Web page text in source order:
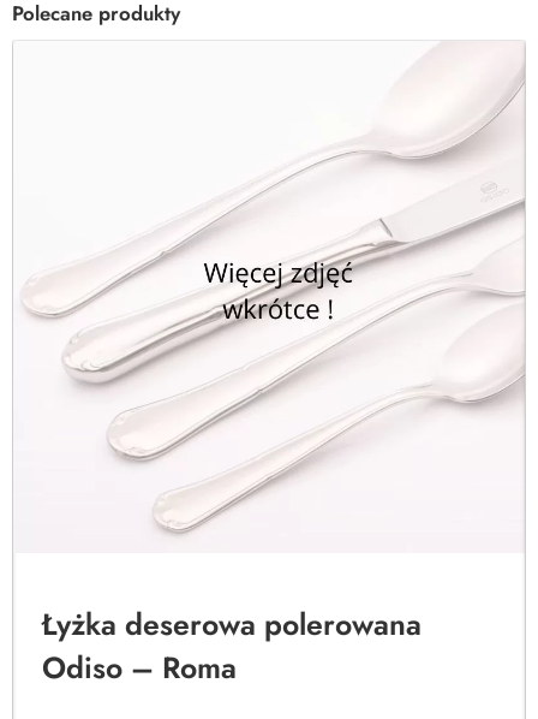
Polecane produkty
Łyżka deserowa polerowana
Odiso – Roma